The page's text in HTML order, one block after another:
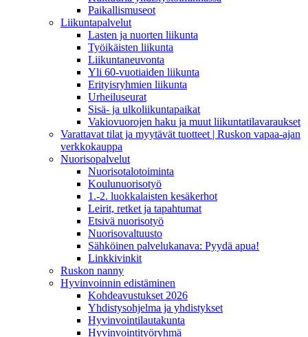
Paikallismuseot
Liikuntapalvelut
Lasten ja nuorten liikunta
Työikäisten liikunta
Liikuntaneuvonta
Yli 60-vuotiaiden liikunta
Erityisryhmien liikunta
Urheiluseurat
Sisä- ja ulkoliikuntapaikat
Vakiovuorojen haku ja muut liikuntatilavaraukset
Varattavat tilat ja myytävät tuotteet | Ruskon vapaa-ajan
verkkokauppa
Nuorisopalvelut
Nuorisotalotoiminta
Koulunuorisotyö
1.-2. luokkalaisten kesäkerhot
Leirit, retket ja tapahtumat
Etsivä nuorisotyö
Nuorisovaltuusto
Sähköinen palvelukanava: Pyydä apua!
Linkkivinkit
Ruskon nanny
Hyvinvoinnin edistäminen
Kohdeavustukset 2026
Yhdistysohjelma ja yhdistykset
Hyvinvointilautakunta
Hyvinvointityöryhmä